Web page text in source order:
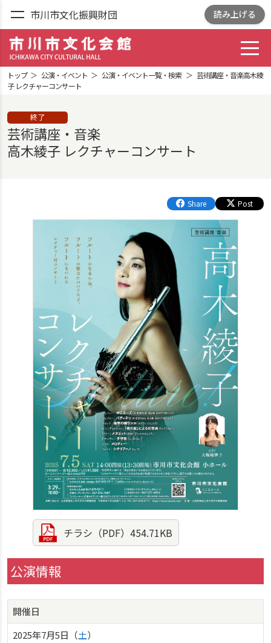
市川市文化振興財団 読み上げる
ICHIKAWA CITY
トップ 公演・イベント 公演・イベント一覧・検索
芸術講座・音楽高木綾
子 レクチャーコンサート
終了
芸術講座・音楽
高木綾子 レクチャーコンサート
Share Post
チラシ（PDF）454.71KB
公演情報
開催日
2025年7月5日（土）